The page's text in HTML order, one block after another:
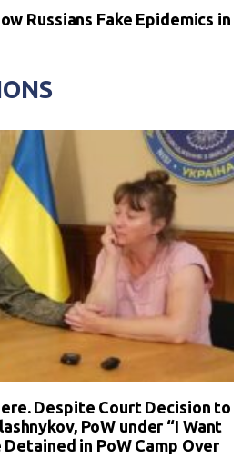
Russians Fake Epidemics in
Despite Court Decision to
PoW under “I Want
in PoW Camp Over